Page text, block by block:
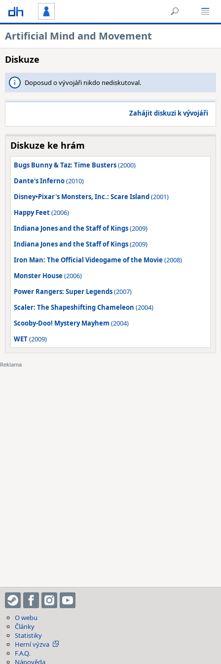
Artificial Mind and Movement
Diskuze
Doposud o vývojáři nikdo nediskutoval.
Zahájit diskuzi k vývojáři
Diskuze ke hrám
Bugs Bunny & Taz: Time Busters(2000)
Dante's Inferno(2010)
Disney•Pixar's Monsters, Inc.: Scare Island(2001)
Happy Feet(2006)
Indiana Jones and the Staff of Kings(2009)
Indiana Jones and the Staff of Kings(2009)
Iron Man: The Official Videogame of the Movie(2008)
Monster House(2006)
Power Rangers: Super Legends(2007)
Scaler: The Shapeshifting Chameleon (2004)
Scooby-Doo! Mystery Mayhem (2004)
WET(2009)
O webu
Články
Statistiky
Herní výzva
F.A.Q.
Nápověda